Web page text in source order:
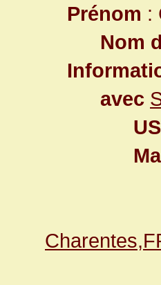
Prénom :
Nom
avec